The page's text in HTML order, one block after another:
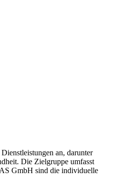
an, darunter
Die Zielgruppe umfasst
GmbH sind die individuelle